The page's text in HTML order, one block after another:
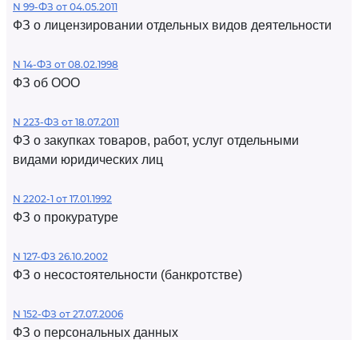
N 99-ФЗ от 04.05.2011
ФЗ о лицензировании отдельных видов деятельности
N 14-ФЗ от 08.02.1998
ФЗ об ООО
N 223-ФЗ от 18.07.2011
ФЗ о закупках товаров, работ, услуг отдельными
видами юридических лиц
N 2202-1 от 17.01.1992
ФЗ о прокуратуре
N 127-ФЗ 26.10.2002
ФЗ о несостоятельности (банкротстве)
N 152-ФЗ от 27.07.2006
ФЗ о персональных данных